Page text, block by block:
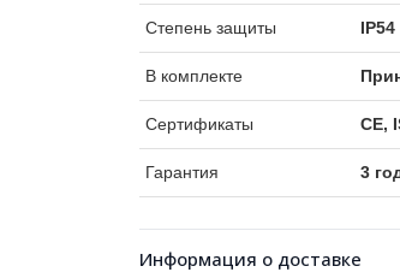
Степень защиты IP54
В комплекте
Сертификаты CE,
Гарантия 3
Информация о доставке